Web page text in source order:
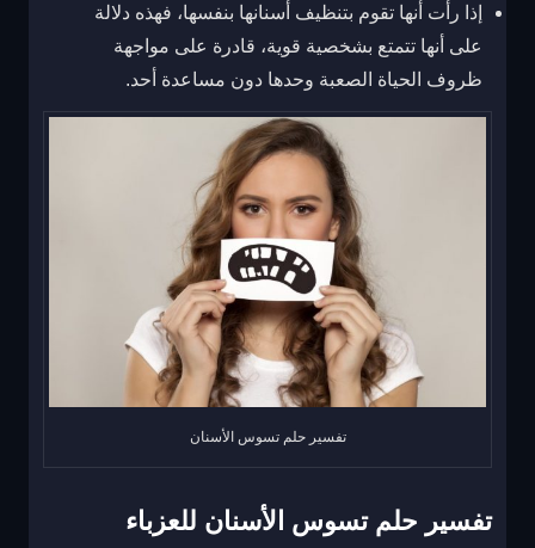
إذا رأت أنها تقوم بتنظيف أسنانها بنفسها، فهذه دلالة
على أنها تتمتع بشخصية قوية، قادرة على مواجهة
ظروف الحياة الصعبة وحدها دون مساعدة أحد.
تفسير حلم تسوس الأسنان
تفسير حلم تسوس الأسنان للعزباء